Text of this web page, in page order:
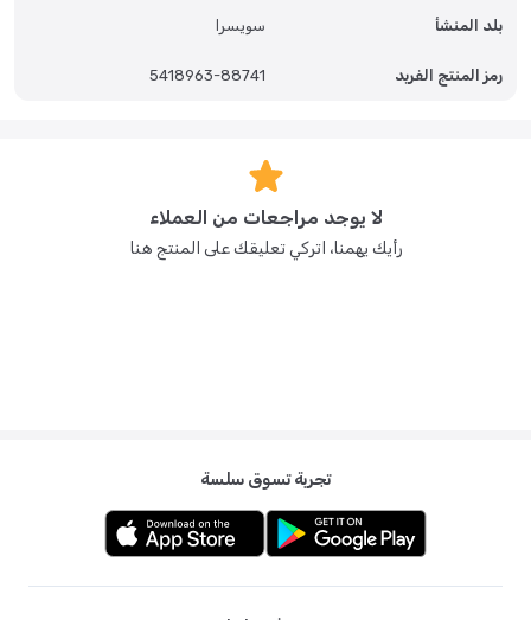
ومتين: مصنوع من مواد عالية الجودة وغير سامة ومناسبة للأطفال. سهولة
الاستخدام: الضوابط البسيطة تجعله في متناول الأطفال الأصغر سنا. المحتويات:
بلد المنشأ سويسرا
رمز المنتج الفريد 5418963-88741
لا يوجد مراجعات من العملاء
رأيك يهمنا، اتركي تعليقك على المنتج هنا
تجربة تسوق سلسة